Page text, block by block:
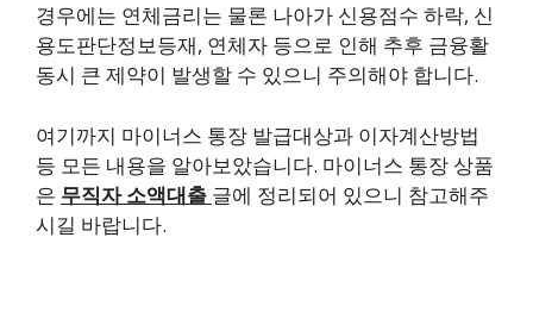
경우에는 연체금리는 물론 나아가 신용점수 하락, 신
용도판단정보등재, 연체자 등으로 인해 추후 금융활
동시 큰 제약이 발생할 수 있으니 주의해야 합니다.
여기까지 마이너스 통장 발급대상과 이자계산방법
등 모든 내용을 알아보았습니다. 마이너스 통장 상품
은 무직자 소액대출 글에 정리되어 있으니 참고해주
시길 바랍니다.